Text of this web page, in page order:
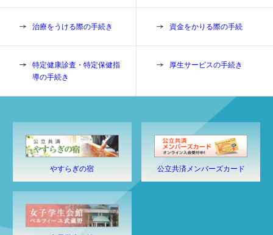
治療をうける際の手続き 資金をかりる際の手続
特定健康診査・特定保健指
導の手続き
厚生サービスの手続き
やすらぎの宿 公立共済メンバーズカード